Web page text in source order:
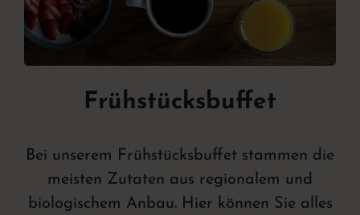
Frühstücksbuffet
Bei unserem Frühstücksbuffet stammen die
meisten Zutaten aus regionalem und
biologischem Anbau. Hier können Sie alles